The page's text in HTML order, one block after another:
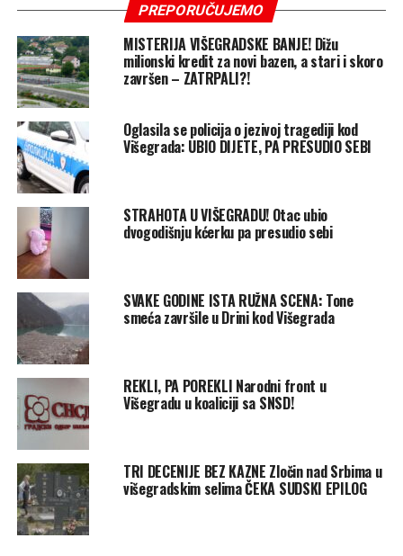
PREPORUČUJEMO
MISTERIJA VIŠEGRADSKE BANJE! Dižu
milionski kredit za novi bazen, a stari i skoro
završen – ZATRPALI?!
Oglasila se policija o jezivoj tragediji kod
Višegrada: UBIO DIJETE, PA PRESUDIO SEBI
STRAHOTA U VIŠEGRADU! Otac ubio
dvogodišnju kćerku pa presudio sebi
SVAKE GODINE ISTA RUŽNA SCENA: Tone
smeća završile u Drini kod Višegrada
REKLI, PA POREKLI Narodni front u
Višegradu u koaliciji sa SNSD!
TRI DECENIJE BEZ KAZNE Zločin nad Srbima u
višegradskim selima ČEKA SUDSKI EPILOG